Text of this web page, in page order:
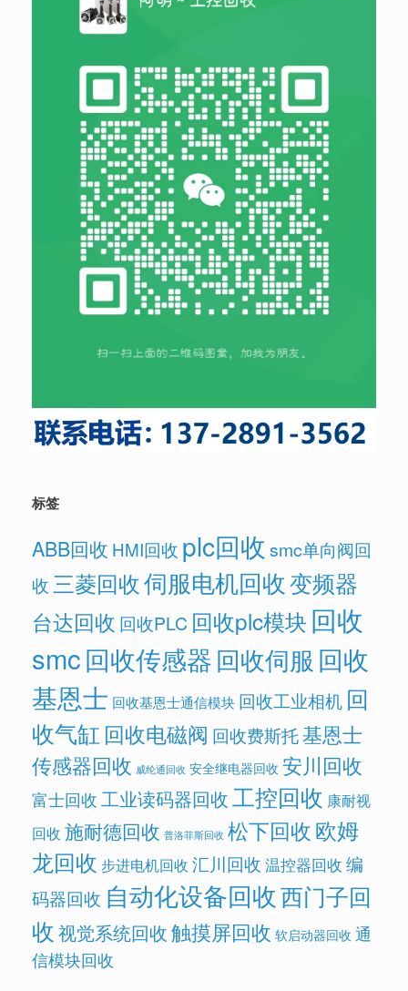
标签
ABB回收 HMI回收 plc回收 smc单向阀回
收 三菱回收伺服电机回收变频器
台达回收 回收PLC 回收plc模块 回收
smc回收传感器回收伺服 回收
基恩士 回收基恩士通信模块 回收工业相机 回
收气缸 回收电磁阀 回收费斯托基恩士
传感器回收 威纶通回收 安全继电器回收 安川回收
富士回收 工业读码器回收工控回收 康耐视
回收 施耐德回收 普洛菲斯回收 松下回收欧姆
龙回收 步进电机回收 汇川回收 温控器回收 编
码器回收 自动化设备回收西门子回
收视觉系统回收触摸屏回收 软启动器回收 通
信模块回收